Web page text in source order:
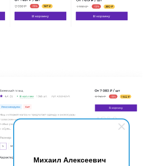
Михаил Алексеевич